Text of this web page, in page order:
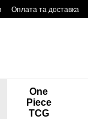
Оплата та доставка
One
Piece
TCG